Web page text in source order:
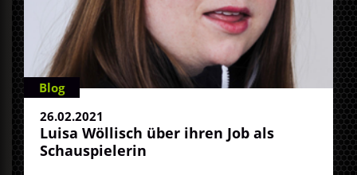
Blog
26.02.2021
Luisa Wöllisch über ihren Job als
Schauspielerin